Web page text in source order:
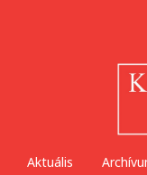
Aktuális